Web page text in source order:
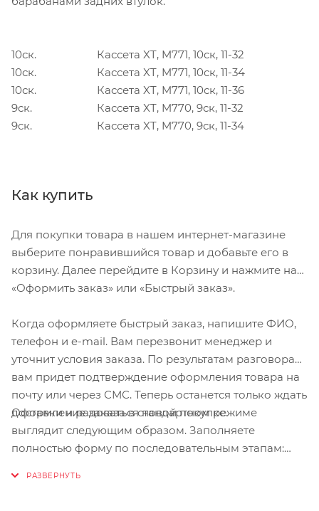
10ск.
Кассета XT, M771, 10ск, 11-32
10ск.
Кассета XT, M771, 10ск, 11-34
10ск.
Кассета XT, M771, 10ск, 11-36
9ск.
Кассета XT, M770, 9ск, 11-32
9ск.
Кассета XT, M770, 9ск, 11-34
Как купить
Для покупки товара в нашем интернет-магазине
выберите понравившийся товар и добавьте его в
корзину. Далее перейдите в Корзину и нажмите на
«Оформить заказ» или «Быстрый заказ».
Когда оформляете быстрый заказ, напишите ФИО,
телефон и e-mail. Вам перезвонит менеджер и
уточнит условия заказа. По результатам разговора
вам придет подтверждение оформления товара на
почту или через СМС. Теперь останется только ждать
доставки и радоваться новой покупке.
Оформление заказа в стандартном режиме
выглядит следующим образом. Заполняете
полностью форму по последовательным этапам: